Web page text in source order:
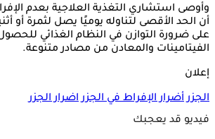
وأوصى استشاري التغذية العلاجية بعدم
أن الحد الأقصى لتناوله يوميًا يصل لثمرة أو
على ضرورة التوازن في النظام الغذائي
الفيتامينات والمعادن من مصادر متنوعة.
إعلان
الجزر أضرار الإفراط في الجزر اضرار الجزر
فيديو قد يعجبك